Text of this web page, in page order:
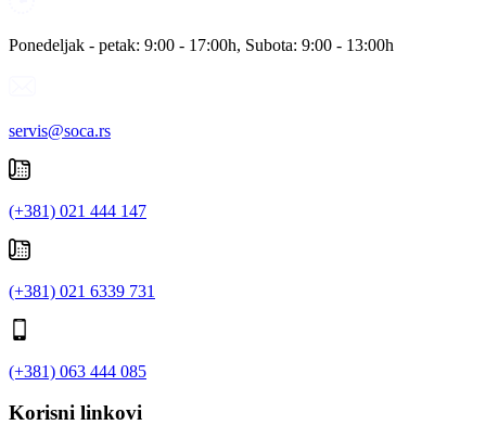
Ponedeljak - petak: 9:00 - 17:00h, Subota: 9:00 - 13:00h
servis@soca.rs
(+381) 021 444 147
(+381) 021 6339 731
(+381) 063 444 085
Korisni linkovi